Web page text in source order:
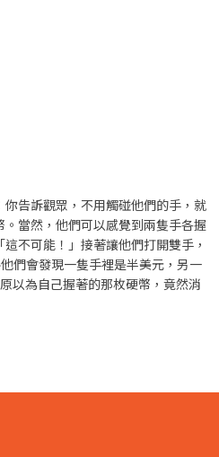
告訴觀眾，不用觸碰他們的手，就
當然，他們可以感覺到兩隻手各握
不可能！」接著讓他們打開雙手，
們會發現一隻手裡是半美元，另一
以為自己握著的那枚硬幣，竟然消